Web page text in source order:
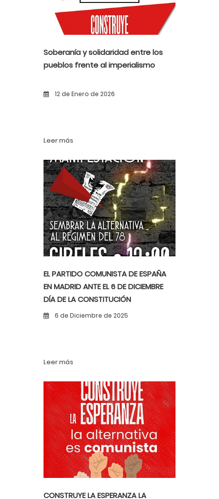
Soberanía y solidaridad entre los
pueblos frente al imperialismo
12 de Enero de 2026
Leer más
EL PARTIDO COMUNISTA DE ESPAÑA
EN MADRID ANTE EL 6 DE DICIEMBRE
DÍA DE LA CONSTITUCIÓN
6 de Diciembre de 2025
Leer más
CONSTRUYE LA ESPERANZA LA